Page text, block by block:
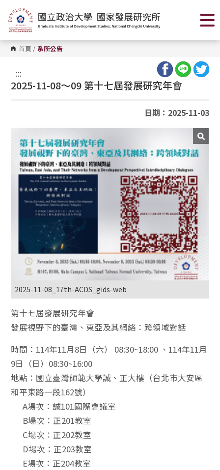
到
主
要
內
容
區 首頁 / 系所公告
:::
2025-11-08～09 第十七屆發展研究年會
日期：2025-11-03
2025-11-08_17th-ACDS_gids-web
第十七屆發展研究年會
發展視野下的臺灣、東亞及其網絡：跨領域對話
時間：114年11月8日（六） 08:30~18:00 、114年11月
9日（日）08:30~16:00
地點：國立臺灣師範大學誠、正大樓（台北市大安區
和平東路一段162號）
A場次：誠101國際會議室
B場次：正201教室
C場次：正202教室
D場次：正203教室
E場次：正204教室